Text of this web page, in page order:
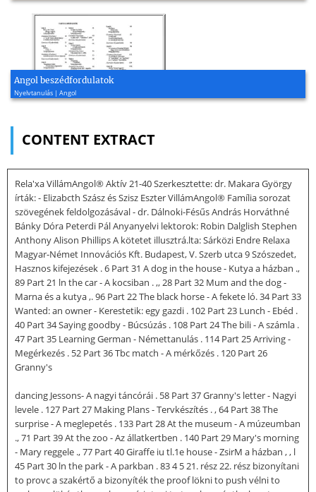
Angol beszédfordulatok
Nyelvtanulás | Angol
CONTENT EXTRACT
Rela'xa VillámAngol® Aktív 21-40 Szerkesztette: dr. Makara György
írták: - Elizabcth Szász és Szisz Eszter VillámAngol® Família sorozat
szövegének feldolgozásával - dr. Dálnoki-Fésűs András Horváthné
Bánky Dóra Peterdi Pál Anyanyelvi lektorok: Robin Dalglish Stephen
Anthony Alison Phillips A kötetet illusztrá.lta: Sárközi Endre Relaxa
Magyar-Német Innovációs Kft. Budapest, V. Szerb utca 9 Szószedet,
Hasznos kifejezések . 6 Part 31 A dog in the house - Kutya a házban .,
89 Part 21 ln the car - A kocsiban . ,, 28 Part 32 Mum and the dog -
Marna és a kutya ,. 96 Part 22 The black horse - A fekete ló. 34 Part 33
Wanted: an owner - Kerestetik: egy gazdi . 102 Part 23 Lunch - Ebéd .
40 Part 34 Saying goodby - Búcsúzás . 108 Part 24 The bili - A számla .
47 Part 35 Learning German - Némettanulás . 114 Part 25 Arriving -
Megérkezés . 52 Part 36 Tbc match - A mérkőzés . 120 Part 26
Granny's
dancing Jessons- A nagyi táncórái . 58 Part 37 Granny's letter - Nagyi
levele . 127 Part 27 Making Plans - Tervkészítés . , 64 Part 38 The
surprise - A meglepetés . 133 Part 28 At the museum - A múzeumban
., 71 Part 39 At the zoo - Az állatkertben . 140 Part 29 Mary's morning
- Mary reggele ., 77 Part 40 Giraffe iu tl.1e house - ZsirM a házban , , l
45 Part 30 ln the park - A parkban . 83 4 5 21. rész 22. rész bizonyítani
to provc a szakértő a bizonyíték the proof lökni to push vélni to